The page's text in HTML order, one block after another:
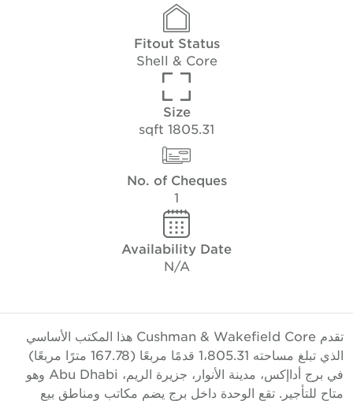
Fitout Status
Shell & Core
Size
1805.31 sqft
No. of Cheques
Availability Date
N/A
تقدم Cushman & Wakefield Core هذا المكتب الأساسي
الذي تبلغ مساحته 1،805.31 قدمًا مربعًا (167.78 مترًا مربعًا)
في برج أداإكس، مدينة الأنوار، جزيرة الريم، Abu Dhabi وهو
متاح للتأجير. تقع الوحدة داخل برج يضم مكاتب ومناطق بيع